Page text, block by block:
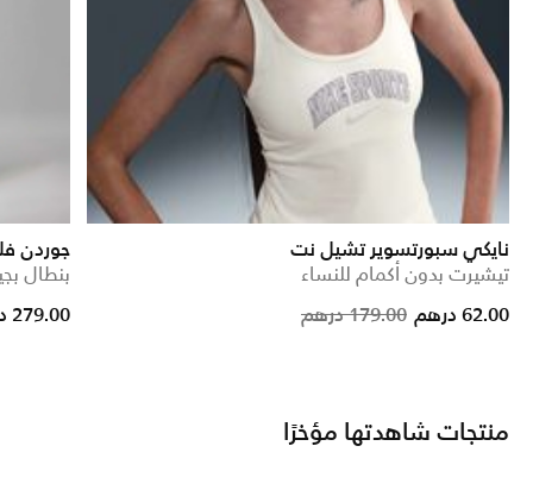
نايكي سبورتسوير تشيل نت
تيشيرت بدون أكمام للنساء
Price
179.00 درهم to
62.00 درهم
جوردن
بنطال
reduced from
to
279.00 درهم
منتجات شاهدتها مؤخرًا